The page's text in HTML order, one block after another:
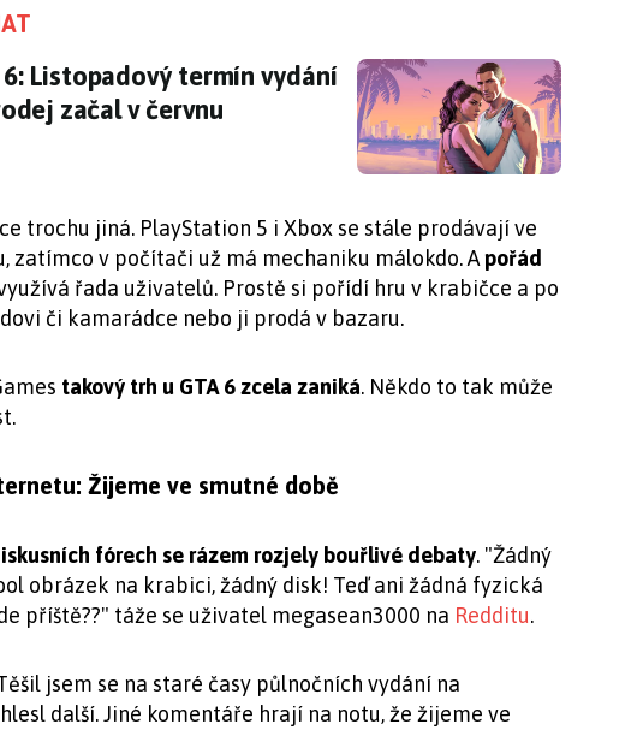
6: Listopadový termín vydání je definitivní. Předprodej
Listopadový termín vydání
začal v červnu
trochu jiná. PlayStation 5 i Xbox se stále prodávají ve
zatímco v počítači už má mechaniku málokdo. Apořád
řada uživatelů. Prostě si pořídí hru v krabičce a po
či kamarádce nebo ji prodá v bazaru.
takový trh u GTA 6 zcela zaniká. Někdo to tak může
Žijeme ve smutné době
fórech se rázem rozjely bouřlivé debaty. "Žádný
obrázek na krabici, žádný disk! Teď ani žádná fyzická
příště??" táže se uživatel megasean3000 na Redditu.
jsem se na staré časy půlnočních vydání na
další. Jiné komentáře hrají na notu, že žijeme ve